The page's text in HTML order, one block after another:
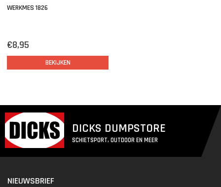
WERKMES 1826
€8,95
BEKIJKEN
DICKS DUMPSTORE
SCHIETSPORT, OUTDOOR EN MEER
NIEUWSBRIEF